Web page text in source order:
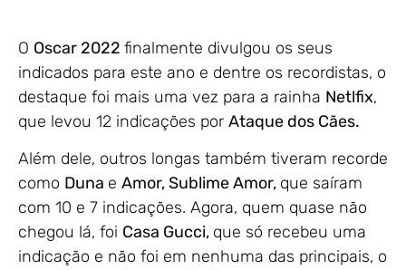
O Oscar 2022 finalmente divulgou os seus
indicados para este ano e dentre os recordistas, o
destaque foi mais uma vez para a rainha Netlfix,
que levou 12 indicações por Ataque dos Cães.
Além dele, outros longas também tiveram recorde
como Duna e Amor, Sublime Amor, que saíram
com 10 e 7 indicações. Agora, quem quase não
chegou lá, foi Casa Gucci, que só recebeu uma
indicação e não foi em nenhuma das principais, o